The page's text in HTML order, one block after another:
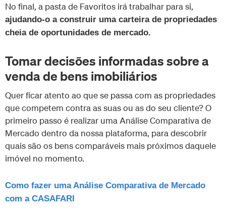
No final, a pasta de Favoritos irá trabalhar para si,
ajudando-o a construir uma carteira de propriedades
cheia de oportunidades de mercado.
Tomar decisões informadas sobre a
venda de bens imobiliários
Quer ficar atento ao que se passa com as propriedades
que competem contra as suas ou as do seu cliente? O
primeiro passo é realizar uma Análise Comparativa de
Mercado dentro da nossa plataforma, para descobrir
quais são os bens comparáveis mais próximos daquele
imóvel no momento.
Como fazer uma Análise Comparativa de Mercado
com a CASAFARI